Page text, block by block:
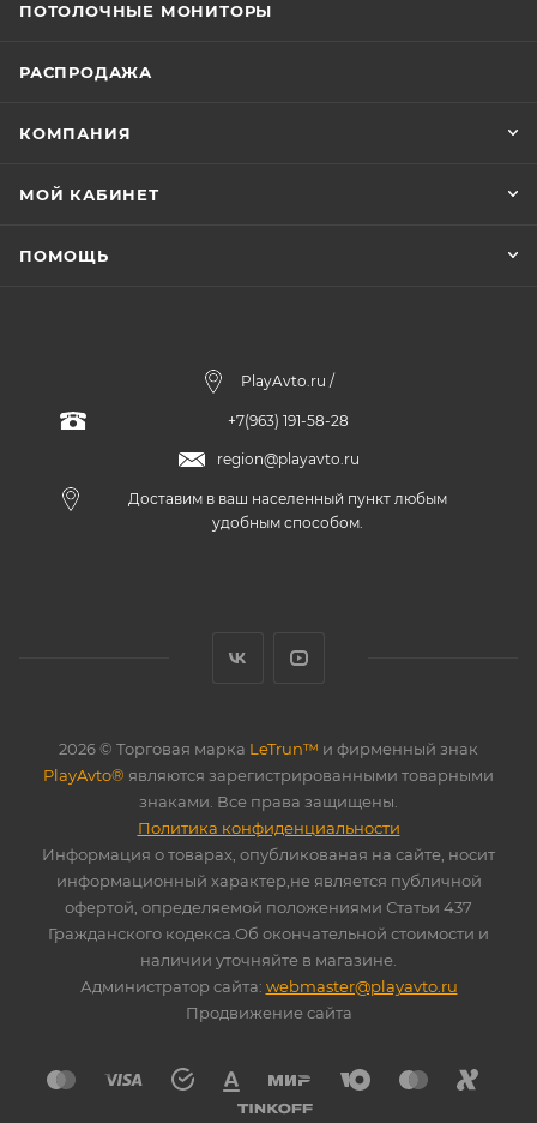
ПОТОЛОЧНЫЕ МОНИТОРЫ
РАСПРОДАЖА
КОМПАНИЯ
МОЙ КАБИНЕТ
ПОМОЩЬ
PlayAvto.ru /
+7(963) 191-58-28
region@playavto.ru
Доставим в ваш населенный пункт любым
удобным способом.
2026 © Торговая марка LeTrun™ и фирменный знак
PlayAvto® являются зарегистрированными товарными
знаками. Все права защищены.
Политика конфиденциальности
Информация о товарах, опубликованая на сайте, носит
информационный характер,не является публичной
офертой, определяемой положениями Статьи 437
Гражданского кодекса.Об окончательной стоимости и
наличии уточняйте в магазине.
Администратор сайта: webmaster@playavto.ru
Продвижение сайта